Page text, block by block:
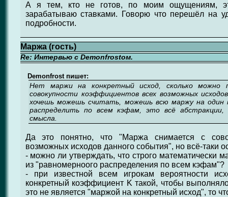
А я тем, кто не готов, по моим ощущениям,
зарабатываю ставками. Говорю что перешёл на
подробности.
Маржа (гость)
Re: Интервью с Demonfrostом.
Demonfrost пишет:
Нет маржи на конкретный исход, сколько можно
совокупности коэффициентов всех возможных
хочешь можешь считать, можешь всю маржу на один
распределить по всем кэфам, это всё
смысла.
Да это понятно, что "Маржа снимается с
возможных исходов данного события", но всё-таки
- можно ли утверждать, что строго математически
из "равномерноого распределения по всем кэфам"?
- при известной всем игрокам вероятности
конкретный коэффициент K такой, чтобы
это не является "маржой на конкретный исход", то